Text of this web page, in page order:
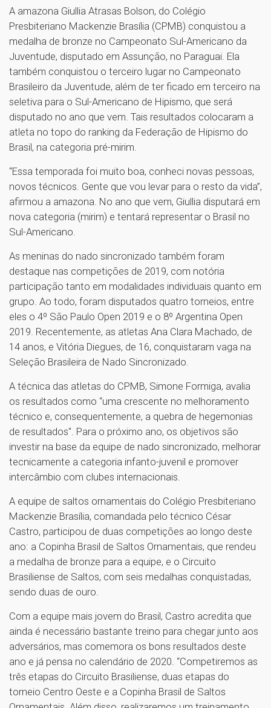
A amazona Giullia Atrasas Bolson, do Colégio
Presbiteriano Mackenzie Brasília (CPMB) conquistou a
medalha de bronze no Campeonato Sul-Americano da
Juventude, disputado em Assunção, no Paraguai. Ela
também conquistou o terceiro lugar no Campeonato
Brasileiro da Juventude, além de ter ficado em terceiro na
seletiva para o Sul-Americano de Hipismo, que será
disputado no ano que vem. Tais resultados colocaram a
atleta no topo do ranking da Federação de Hipismo do
Brasil, na categoria pré-mirim.
“Essa temporada foi muito boa, conheci novas pessoas,
novos técnicos. Gente que vou levar para o resto da vida”,
afirmou a amazona. No ano que vem, Giullia disputará em
nova categoria (mirim) e tentará representar o Brasil no
Sul-Americano.
As meninas do nado sincronizado também foram
destaque nas competições de 2019, com notória
participação tanto em modalidades individuais quanto em
grupo. Ao todo, foram disputados quatro torneios, entre
eles o 4º São Paulo Open 2019 e o 8º Argentina Open
2019. Recentemente, as atletas Ana Clara Machado, de
14 anos, e Vitória Diegues, de 16, conquistaram vaga na
Seleção Brasileira de Nado Sincronizado.
A técnica das atletas do CPMB, Simone Formiga, avalia
os resultados como “uma crescente no melhoramento
técnico e, consequentemente, a quebra de hegemonias
de resultados". Para o próximo ano, os objetivos são
investir na base da equipe de nado sincronizado, melhorar
tecnicamente a categoria infanto-juvenil e promover
intercâmbio com clubes internacionais.
A equipe de saltos ornamentais do Colégio Presbiteriano
Mackenzie Brasília, comandada pelo técnico César
Castro, participou de duas competições ao longo deste
ano: a Copinha Brasil de Saltos Ornamentais, que rendeu
a medalha de bronze para a equipe, e o Circuito
Brasiliense de Saltos, com seis medalhas conquistadas,
sendo duas de ouro.
Com a equipe mais jovem do Brasil, Castro acredita que
ainda é necessário bastante treino para chegar junto aos
adversários, mas comemora os bons resultados deste
ano e já pensa no calendário de 2020. “Competiremos as
três etapas do Circuito Brasiliense, duas etapas do
torneio Centro Oeste e a Copinha Brasil de Saltos